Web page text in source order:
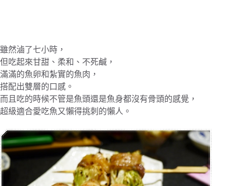
雖然滷了七小時，
但吃起來甘甜、柔和、不死鹹，
滿滿的魚卵和紮實的魚肉，
搭配出雙層的口感。
而且吃的時候不管是魚頭還是魚身都沒有骨頭的感覺，
超級適合愛吃魚又懶得挑刺的懶人。